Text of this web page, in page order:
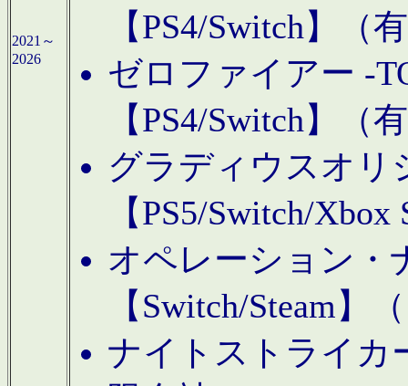
2021～
2026
【PS4/Switch】（
ゼロファイアー -
【PS4/Switch】（
グラディウスオリ
【PS5/Switch/
オペレーション・
【Switch/Steam】
ナイトストライカ